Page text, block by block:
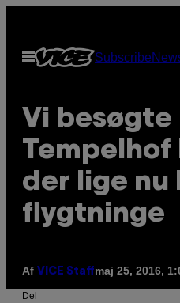
indhold
Åbn
Menu
Subscribe
Vi besøgte
der lige nu
flygtninge
Af VICE Staffmaj 25, 2016,
Del